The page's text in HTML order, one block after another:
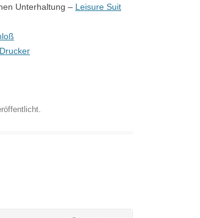
Unterhaltung – Leisure Suit